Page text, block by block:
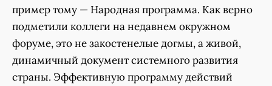
пример тому — Народная программа. Как верно
подметили коллеги на недавнем окружном
форуме, это не закостенелые догмы, а живой,
динамичный документ системного развития
страны. Эффективную программу действий